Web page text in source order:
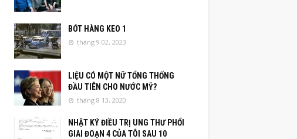
BÓT HÀNG KEO 1
tháng 9 02, 2023
LIỆU CÓ MỘT NỮ TỔNG THỐNG
ĐẦU TIÊN CHO NƯỚC MỸ?
tháng 8 13, 2020
NHẬT KÝ ĐIỀU TRỊ UNG THƯ PHỔI
GIAI ĐOẠN 4 CỦA TÔI SAU 10